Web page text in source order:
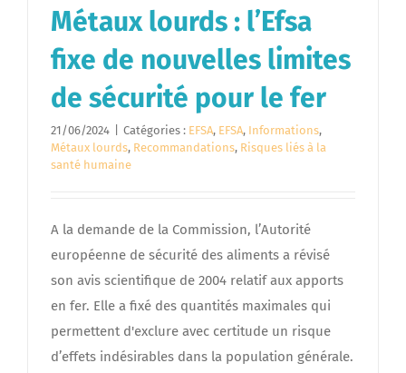
Métaux lourds : l’Efsa
fixe de nouvelles limites
de sécurité pour le fer
21/06/2024 Catégories : EFSA, EFSA, Informations,
Métaux lourds, Recommandations, Risques liés à la
santé humaine
A la demande de la Commission, l’Autorité
européenne de sécurité des aliments a révisé
son avis scientifique de 2004 relatif aux apports
en fer. Elle a fixé des quantités maximales qui
permettent d'exclure avec certitude un risque
d’effets indésirables dans la population générale.